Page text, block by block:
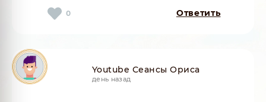
Ответить
0
Youtube Сеансы Ориса
день назад